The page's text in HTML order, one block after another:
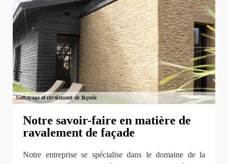
Notre savoir-faire en matière de
ravalement de façade
Notre entreprise se spécialise dans le domaine de la